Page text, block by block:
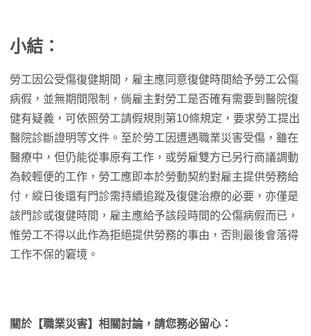
小結：
勞工因公受傷復健期間，雇主應同意復健時間給予勞工公傷
病假，並無期間限制，倘雇主對勞工是否確有需要到醫院復
健有疑義，可依照勞工請假規則第10條規定，要求勞工提出
醫院診斷證明等文件。至於勞工因遭遇職業災害受傷，雖在
醫療中，但仍能從事原有工作，或勞雇雙方已另行商議調動
為較輕便的工作，勞工應即本於勞動契約對雇主提供勞務給
付，縱日後還有門診需持續追蹤及復健治療的必要，亦僅是
該門診或復健時間，雇主應給予該段時間的公傷病假而已，
惟勞工不得以此作為拒絕提供勞務的事由，否則最後會落得
工作不保的窘境。
關於【職業災害】相關討論，請您務必留心：